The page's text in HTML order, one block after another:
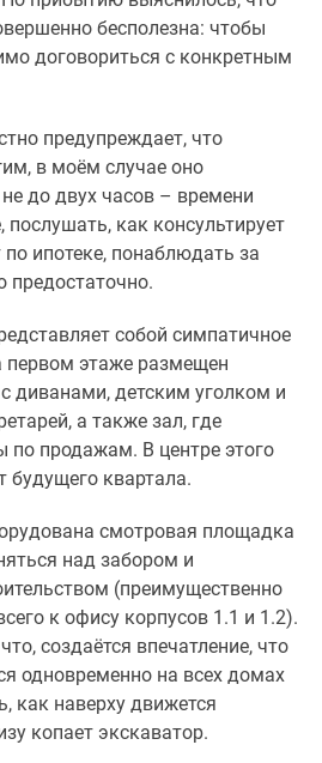
бесполезна: чтобы
договориться с конкретным
предупреждает, что
в моём случае оно
до двух часов – времени
как консультирует
по ипотеке, понаблюдать за
предостаточно.
собой симпатичное
первом этаже размещен
диванами, детским уголком и
а также зал, где
продажам. В центре этого
будущего квартала.
смотровая площадка
над забором и
(преимущественно
к офису корпусов 1.1 и 1.2).
создаётся впечатление, что
одновременно на всех домах
как наверху движется
копает экскаватор.